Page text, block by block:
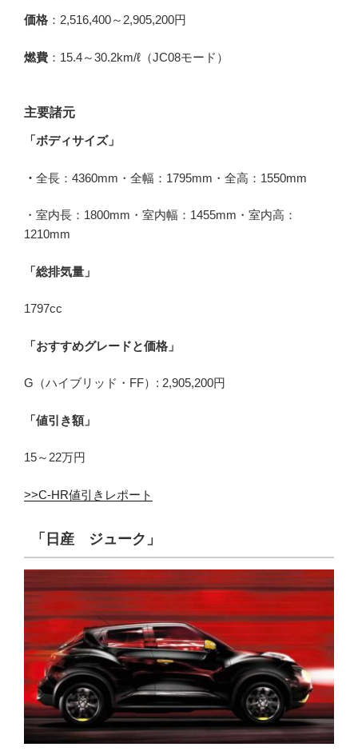
価格 ：2,516,400～2,905,200円
燃費 ：15.4～30.2km/ℓ（JC08モード）
主要諸元
「ボディサイズ」
・ 全長：4360mm・全幅：1795mm・全高：1550mm
・室内長：1800mm・室内幅：1455mm・室内高：
1210mm
「総排気量」
1797cc
「おすすめグレードと価格」
G（ハイブリッド・FF）: 2,905,200円
「値引き額」
15～22万円
>>C-HR値引きレポート
「日産 ジューク」